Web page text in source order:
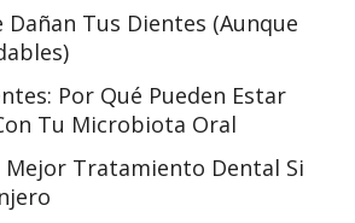
Tus Dientes (aunque
Por Qué Pueden Estar
Tu Microbiota Oral
Mejor Tratamiento Dental Si